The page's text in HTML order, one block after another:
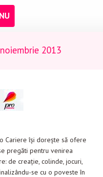
noiembrie 2013
Cariere îşi doreşte să ofere
pregăti pentru venirea
de creaţie, colinde, jocuri,
se cu o poveste în